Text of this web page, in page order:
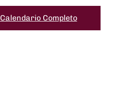
Calendario Completo